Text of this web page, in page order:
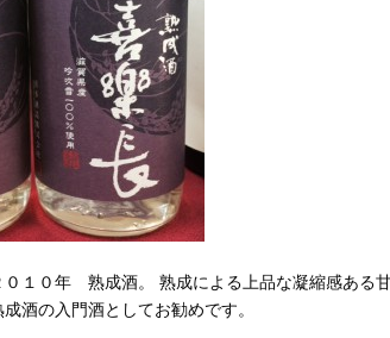
０年 熟成酒。 熟成による上品な凝縮感ある甘
酒の入門酒としてお勧めです。